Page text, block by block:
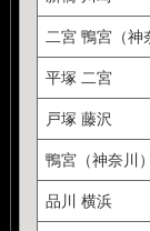
二宮 鴨宮（神
平塚 二宮
戸塚 藤沢
鴨宮（神奈川
品川 横浜